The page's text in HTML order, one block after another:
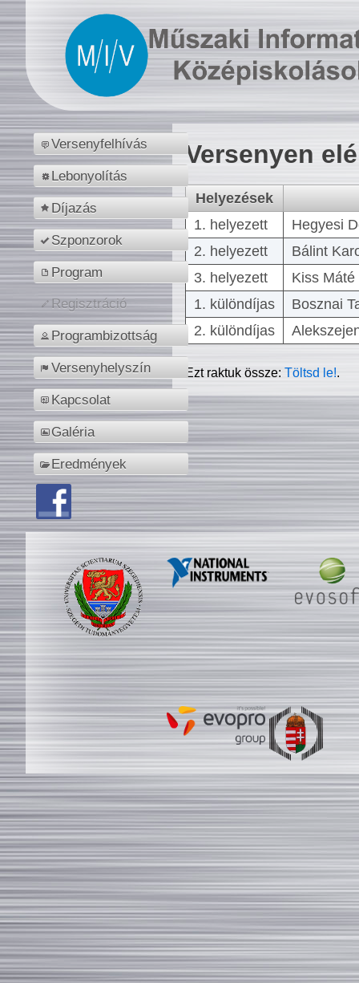
Versenyfelhívás
Lebonyolítás
Díjazás
Szponzorok
Program
Regisztráció
Programbizottság
Versenyhelyszín
Kapcsolat
Galéria
Eredmények
Versenyen
Helyezések
1. helyezett
Hegyesi
2. helyezett
Bálint
3. helyezett
Kiss
1. különdíjas
Bosznai
2. különdíjas
Ezt raktuk össze:Töltsd le!.